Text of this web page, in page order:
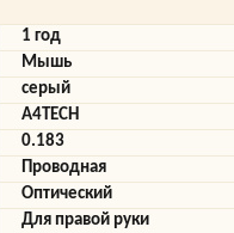
1 год
Мышь
серый
A4TECH
0.183
Проводная
Оптический
Для правой руки